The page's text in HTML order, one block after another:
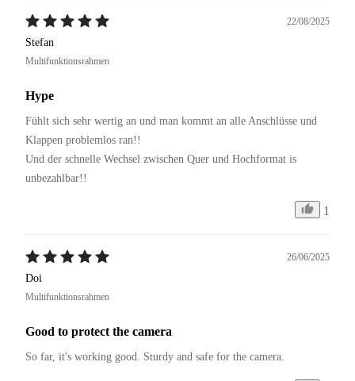
22/08/2025
Stefan
Multifunktionsrahmen
Hype
Fühlt sich sehr wertig an und man kommt an alle Anschlüsse und
Klappen problemlos ran!!
Und der schnelle Wechsel zwischen Quer und Hochformat is
1
26/06/2025
Doi
Multifunktionsrahmen
Good to protect the camera
So far, it's working good. Sturdy and safe for the camera.